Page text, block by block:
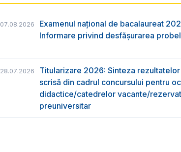
07.08.2026
Examenul național de bacalaureat
Informare privind desfășurarea
28.07.2026
Titularizare 2026: Sinteza
scrisă din cadrul concursului pentru
didactice/catedrelor vacante/
preuniversitar